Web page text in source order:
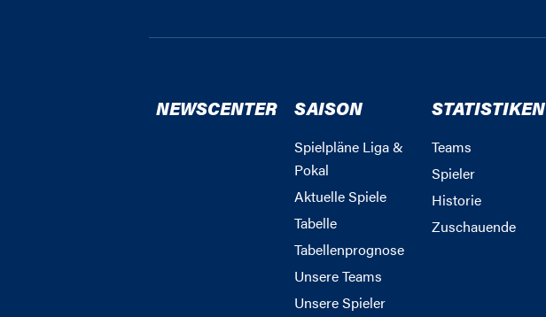
NEWSCENTER SAISON
Spielpläne Liga &
Pokal
Aktuelle Spiele
Tabelle
Tabellenprognose
Unsere Teams
Unsere Spieler
STATISTIKEN
Teams
Spieler
Historie
Zuschauende